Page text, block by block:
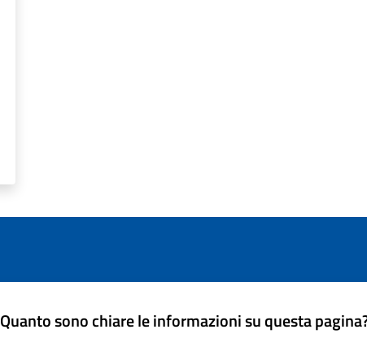
Quanto sono chiare le informazioni su questa